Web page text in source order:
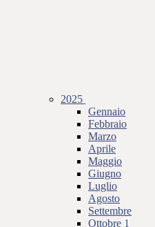
2025
Gennaio
Febbraio
Marzo
Aprile
Maggio
Giugno
Luglio
Agosto
Settembre
Ottobre 1